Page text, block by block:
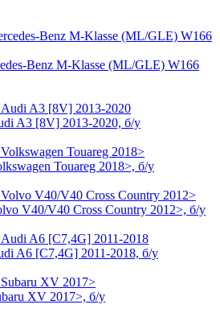
Benz M-Klasse (ML/GLE) W166
A3 [8V] 2013-2020, б/у
Touareg 2018>, б/у
V40/V40 Cross Country 2012>, б/у
A6 [C7,4G] 2011-2018, б/у
XV 2017>, б/у